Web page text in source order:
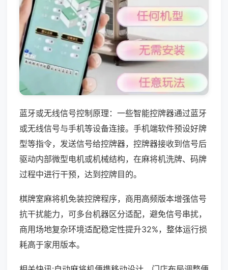
蓝牙或无线信号控制原理：一些智能控牌器通过蓝牙
或无线信号与手机等设备连接。手机端软件预设好牌
型等指令，发送信号给控牌器，控牌器接收到信号后
驱动内部微型电机或机械结构，在麻将机洗牌、码牌
过程中进行干预，达到控牌目的。
棋牌室麻将机免装控牌程序，商用高频版本增强信号
抗干扰能力，可多台机器区分适配，避免信号串扰，
商用场地复杂环境适配稳定性提升32%，整体运行损
耗高于家用版本。